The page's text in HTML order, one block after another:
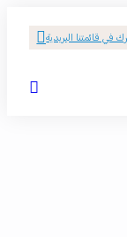
في قائمتنا البريدية